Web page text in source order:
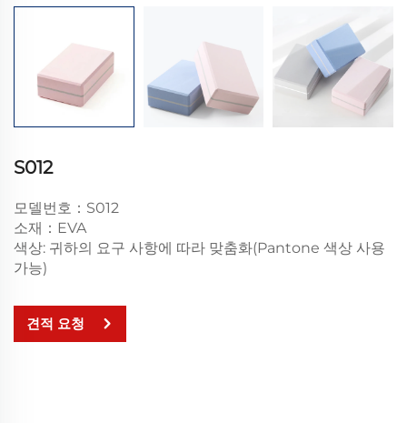
S012
모델번호：S012
소재：EVA
색상: 귀하의 요구 사항에 따라 맞춤화(Pantone 색상 사용
가능)
견적 요청